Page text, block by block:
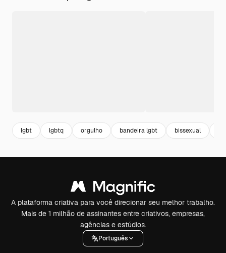
lgbt lgbtq orgulho bandeira lgbt bissexual
A plataforma criativa para você direcionar seu melhor trabalho.
Mais de 1 milhão de assinantes entre criativos, empresas,
agências e estúdios.
Português